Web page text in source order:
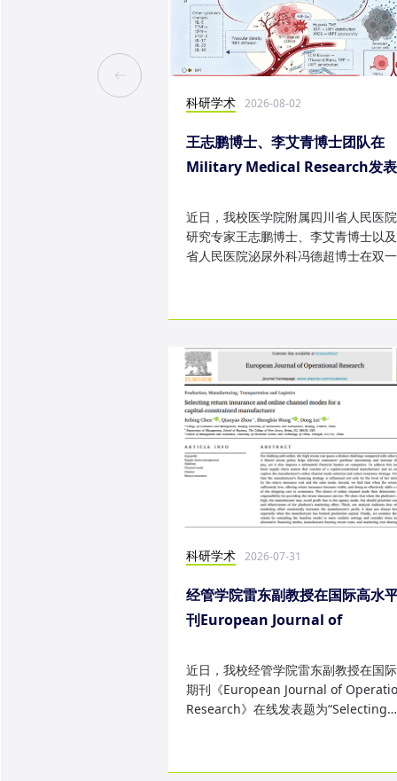
科研学术 2026-08-02
王志鹏博士、李艾青博士团队在
Military Medical Research发
近日，我校医学院附属四川省人民医
研究专家王志鹏博士、李艾青博士以
省人民医院泌尿外科冯德超博士在双
科研学术 2026-07-31
经管学院雷东副教授在国际高水
刊European Journal of
果
近日，我校经管学院雷东副教授在国
期刊《European Journal of
Research》在线发表题为“Selecting